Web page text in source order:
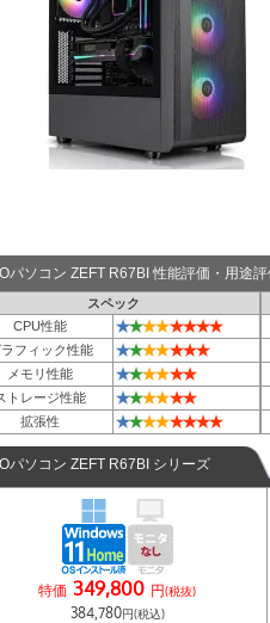
パソコン ZEFT R67BI 性能評価・用途評
スペック
CPU性能
★★★★★★★★
フィック性能
★★★★★★★
メモリ性能
★★★★★★
トレージ性能
★★★★★★
拡張性
★★★★★★★★
パソコン ZEFT R67BI シリーズ
特価 349,800 円(税抜)
384,780円(税込)